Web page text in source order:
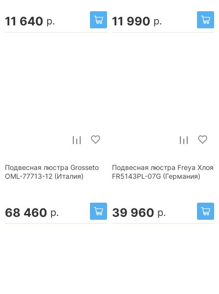
11 640 р. 11 990 р.
Подвесная люстра Grosseto
OML-77713-12 (Италия)
68 460 р.
Подвесная люстра Freya Хлоя
FR5143PL-07G (Германия)
39 960 р.